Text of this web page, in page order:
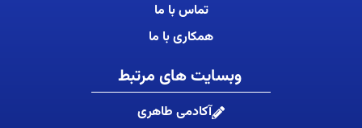
تماس با ما
همکاری با ما
وبسایت های مرتبط
آکادمی طاهری